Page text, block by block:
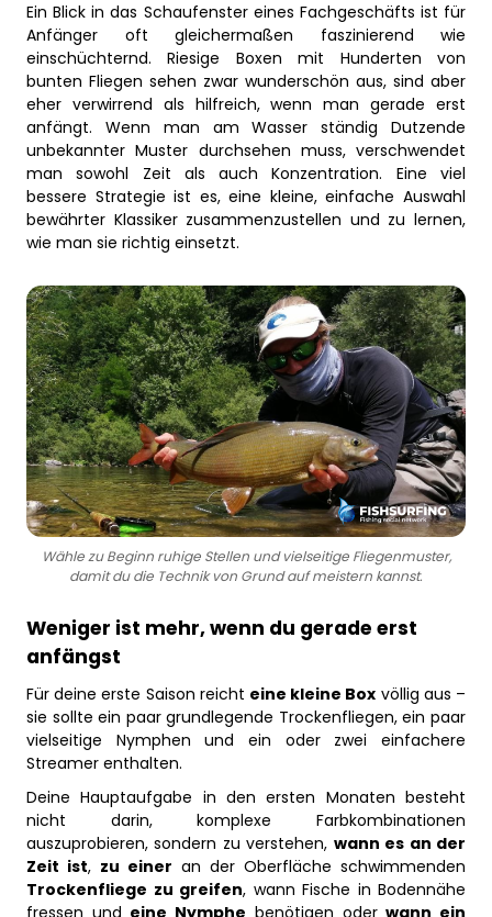
Ein Blick in das Schaufenster eines Fachgeschäfts ist für
Anfänger oft gleichermaßen faszinierend wie
einschüchternd. Riesige Boxen mit Hunderten von
bunten Fliegen sehen zwar wunderschön aus, sind aber
eher verwirrend als hilfreich, wenn man gerade erst
anfängt. Wenn man am Wasser ständig Dutzende
unbekannter Muster durchsehen muss, verschwendet
man sowohl Zeit als auch Konzentration. Eine viel
bessere Strategie ist es, eine kleine, einfache Auswahl
bewährter Klassiker zusammenzustellen und zu lernen,
wie man sie richtig einsetzt.
Wähle zu Beginn ruhige Stellen und vielseitige Fliegenmuster,
damit du die Technik von Grund auf meistern kannst.
Weniger ist mehr, wenn du gerade erst
anfängst
Für deine erste Saison reicht eine kleine Box völlig aus –
sie sollte ein paar grundlegende Trockenfliegen, ein paar
vielseitige Nymphen und ein oder zwei einfachere
Streamer enthalten.
Deine Hauptaufgabe in den ersten Monaten besteht
nicht darin, komplexe Farbkombinationen
auszuprobieren, sondern zu verstehen, wann es an der
Zeit ist, zu einer an der Oberfläche schwimmenden
Trockenfliege zu greifen, wann Fische in Bodennähe